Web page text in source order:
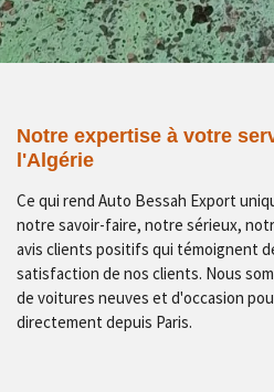
Notre expertise à votre
l'Algérie
Ce qui rend Auto Bessah Export
notre savoir-faire, notre sérieux,
avis clients positifs qui témoignent
satisfaction de nos clients. Nous
de voitures neuves et d'occasion
directement depuis Paris.